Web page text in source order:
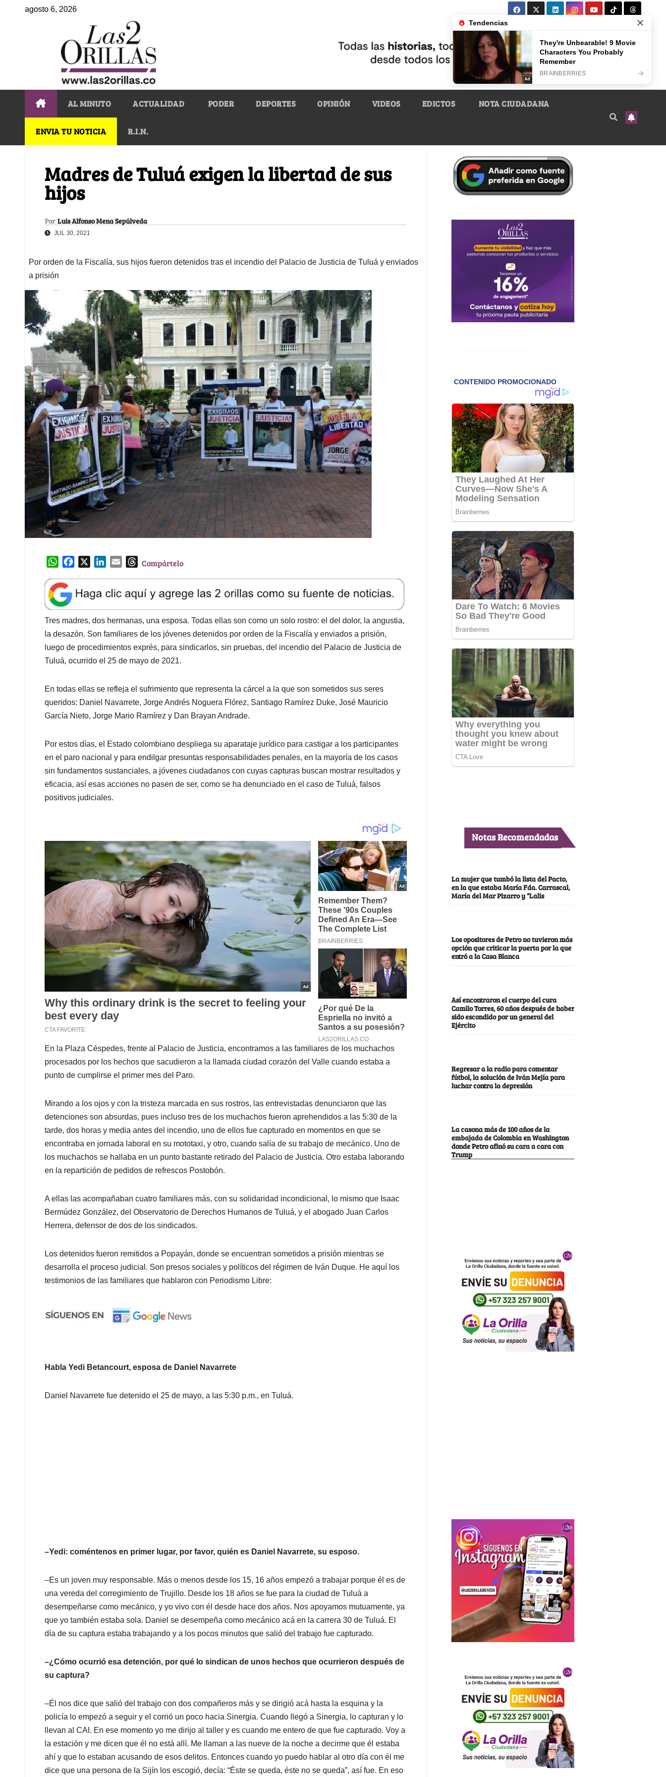
agosto 6, 2026
AL MINUTO ACTUALIDAD PODER DEPORTES OPINIÓN VIDEOS EDICTOS NOTA CIUDADANA
ENVIA TU NOTICIA R.I.N.
Madres de Tuluá exigen la libertad de sus
hijos
Por Luis Alfonso Mena Sepúlveda
JUL 30, 2021
Por orden de la Fiscalía, sus hijos fueron detenidos tras el incendio del Palacio de Justicia de Tuluá y enviados
a prisión
W
a
t
s
A
p
p
e
b
o
o
k
k
e
d
I
n
l
T
e
a
d
s
Compártelo
Tres madres, dos hermanas, una esposa. Todas ellas son como un solo rostro: el del dolor, la angustia,
la desazón. Son familiares de los jóvenes detenidos por orden de la Fiscalía y enviados a prisión,
luego de procedimientos exprés, para sindicarlos, sin pruebas, del incendio del Palacio de Justicia de
Tuluá, ocurrido el 25 de mayo de 2021.
En todas ellas se refleja el sufrimiento que representa la cárcel a la que son sometidos sus seres
queridos: Daniel Navarrete, Jorge Andrés Noguera Flórez, Santiago Ramírez Duke, José Mauricio
García Nieto, Jorge Mario Ramírez y Dan Brayan Andrade.
Por estos días, el Estado colombiano despliega su aparataje jurídico para castigar a los participantes
en el paro nacional y para endilgar presuntas responsabilidades penales, en la mayoría de los casos
sin fundamentos sustanciales, a jóvenes ciudadanos con cuyas capturas buscan mostrar resultados y
eficacia, así esas acciones no pasen de ser, como se ha denunciado en el caso de Tuluá, falsos
positivos judiciales.
En la Plaza Céspedes, frente al Palacio de Justicia, encontramos a las familiares de los muchachos
procesados por los hechos que sacudieron a la llamada ciudad corazón del Valle cuando estaba a
punto de cumplirse el primer mes del Paro.
Mirando a los ojos y con la tristeza marcada en sus rostros, las entrevistadas denunciaron que las
detenciones son absurdas, pues incluso tres de los muchachos fueron aprehendidos a las 5:30 de la
tarde, dos horas y media antes del incendio, uno de ellos fue capturado en momentos en que se
encontraba en jornada laboral en su mototaxi, y otro, cuando salía de su trabajo de mecánico. Uno de
los muchachos se hallaba en un punto bastante retirado del Palacio de Justicia. Otro estaba laborando
en la repartición de pedidos de refrescos Postobón.
A ellas las acompañaban cuatro familiares más, con su solidaridad incondicional, lo mismo que Isaac
Bermúdez González, del Observatorio de Derechos Humanos de Tuluá, y el abogado Juan Carlos
Herrera, defensor de dos de los sindicados.
Los detenidos fueron remitidos a Popayán, donde se encuentran sometidos a prisión mientras se
desarrolla el proceso judicial. Son presos sociales y políticos del régimen de Iván Duque. He aquí los
testimonios de las familiares que hablaron con Periodismo Libre:
Habla Yedi Betancourt, esposa de Daniel Navarrete
Daniel Navarrete fue detenido el 25 de mayo, a las 5:30 p.m., en Tuluá.
–Yedi: coméntenos en primer lugar, por favor, quién es Daniel Navarrete, su esposo.
–Es un joven muy responsable. Más o menos desde los 15, 16 años empezó a trabajar porque él es de
una vereda del corregimiento de Trujillo. Desde los 18 años se fue para la ciudad de Tuluá a
desempeñarse como mecánico, y yo vivo con él desde hace dos años. Nos apoyamos mutuamente, ya
que yo también estaba sola. Daniel se desempeña como mecánico acá en la carrera 30 de Tuluá. El
día de su captura estaba trabajando y a los pocos minutos que salió del trabajo fue capturado.
–¿Cómo ocurrió esa detención, por qué lo sindican de unos hechos que ocurrieron después de
su captura?
–Él nos dice que salió del trabajo con dos compañeros más y se dirigió acá hasta la esquina y la
policía lo empezó a seguir y el corrió un poco hacia Sinergia. Cuando llegó a Sinergia, lo capturan y lo
llevan al CAI. En ese momento yo me dirijo al taller y es cuando me entero de que fue capturado. Voy a
la estación y me dicen que él no está allí. Me llaman a las nueve de la noche a decirme que él estaba
ahí y que lo estaban acusando de esos delitos. Entonces cuando yo puedo hablar al otro día con él me
dice que una persona de la Sijín los escogió, decía: “Éste se queda, éste no se queda”, así fue. En eso
Notas Recomendadas
La mujer que tumbó la lista del Pacto,
en la que estaba María Fda. Carrascal,
María del Mar Pizarro y “Lalis
Los opositores de Petro no tuvieron más
opción que criticar la puerta por la que
entró a la Casa Blanca
Así encontraron el cuerpo del cura
Camilo Torres, 60 años después de haber
sido escondido por un general del
Ejército
Regresar a la radio para comentar
fútbol, la solución de Iván Mejía para
luchar contra la depresión
La casona más de 100 años de la
embajada de Colombia en Washington
donde Petro afinó su cara a cara con
Trump